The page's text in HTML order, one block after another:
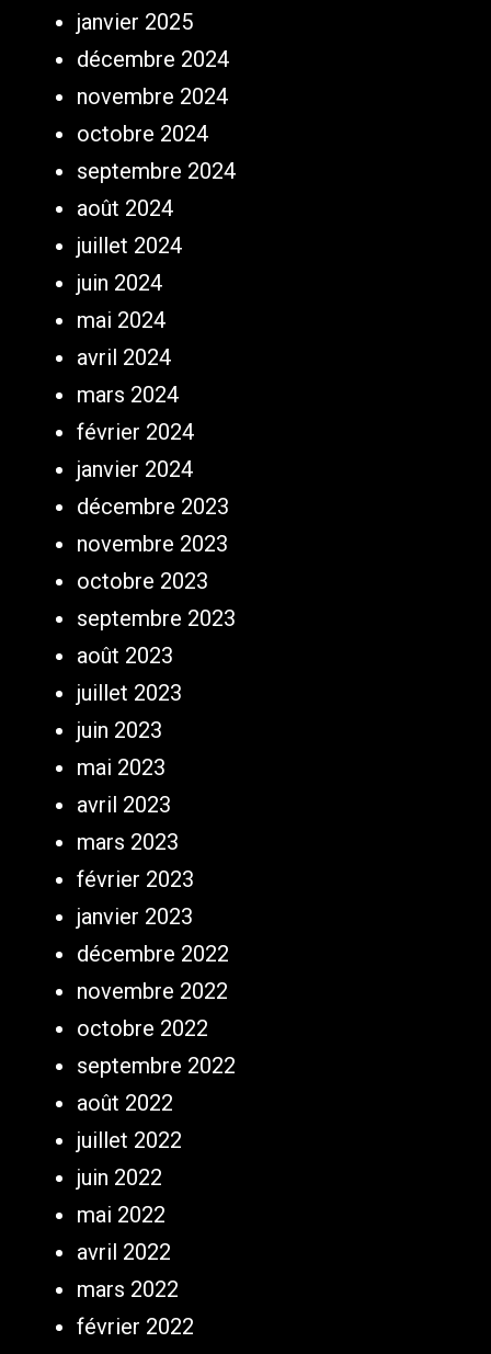
janvier 2025
décembre 2024
novembre 2024
octobre 2024
septembre 2024
août 2024
juillet 2024
juin 2024
mai 2024
avril 2024
mars 2024
février 2024
janvier 2024
décembre 2023
novembre 2023
octobre 2023
septembre 2023
août 2023
juillet 2023
juin 2023
mai 2023
avril 2023
mars 2023
février 2023
janvier 2023
décembre 2022
novembre 2022
octobre 2022
septembre 2022
août 2022
juillet 2022
juin 2022
mai 2022
avril 2022
mars 2022
février 2022